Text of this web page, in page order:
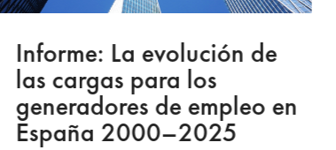
Informe: La evolución de
las cargas para los
generadores de empleo en
España 2000–2025